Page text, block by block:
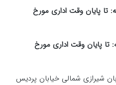
تا پایان وقت اداری مورخ
تا پایان وقت اداری مورخ
شیرازی شمالی خیابان پردیس